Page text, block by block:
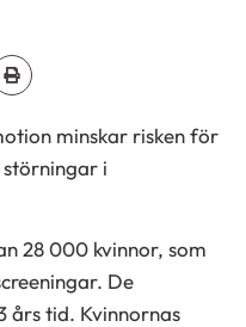
Print
minskar risken för
i
28 000 kvinnor, som
De
års tid. Kvinnornas